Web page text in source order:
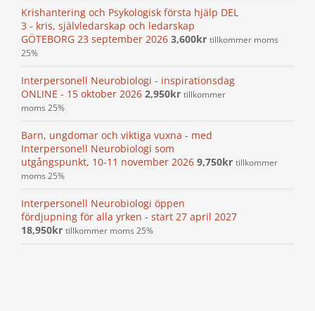
Krishantering och Psykologisk första hjälp DEL
3 - kris, självledarskap och ledarskap
GÖTEBORG 23 september 2026 3,600kr tillkommer moms
25%
Interpersonell Neurobiologi - inspirationsdag
ONLINE - 15 oktober 2026 2,950kr tillkommer
moms 25%
Barn, ungdomar och viktiga vuxna - med
Interpersonell Neurobiologi som
utgångspunkt, 10-11 november 2026 9,750kr tillkommer
moms 25%
Interpersonell Neurobiologi öppen
fördjupning för alla yrken - start 27 april 2027
18,950kr tillkommer moms 25%